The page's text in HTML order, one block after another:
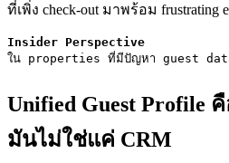
ที่เพิ่ง check-out มาพร้อม frustrating
Insider Perspective
ใน properties ที่มีปัญหา guest data
Unified Guest Profile
มันไม่ใช่แค่ CRM